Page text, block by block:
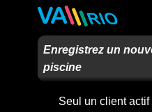
Enregistrez un
piscine
Seul un client